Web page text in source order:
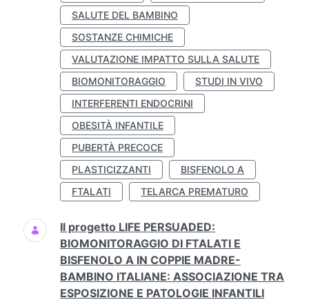
SALUTE DEL BAMBINO
SOSTANZE CHIMICHE
VALUTAZIONE IMPATTO SULLA SALUTE
BIOMONITORAGGIO
STUDI IN VIVO
INTERFERENTI ENDOCRINI
OBESITÀ INFANTILE
PUBERTÀ PRECOCE
PLASTICIZZANTI
BISFENOLO A
FTALATI
TELARCA PREMATURO
Il progetto LIFE PERSUADED:
BIOMONITORAGGIO DI FTALATI E
BISFENOLO A IN COPPIE MADRE-
BAMBINO ITALIANE: ASSOCIAZIONE TRA
ESPOSIZIONE E PATOLOGIE INFANTILI